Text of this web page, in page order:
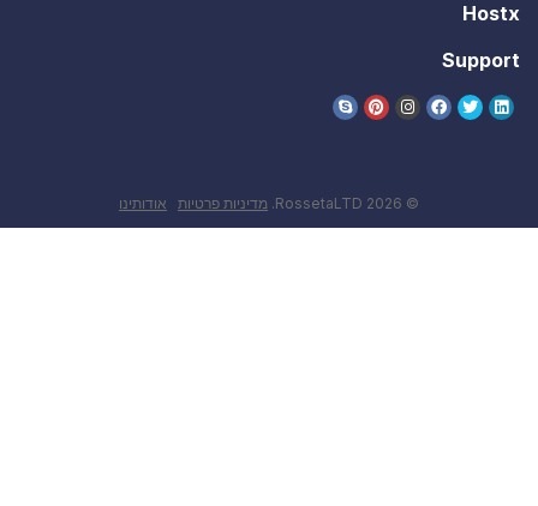
Hostx
Support
© 2026 RossetaLTD. מדיניות פרטיות אודותינו